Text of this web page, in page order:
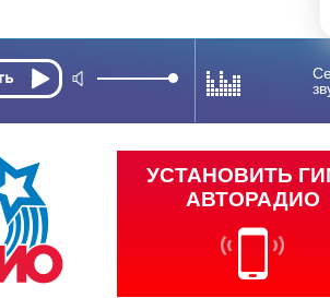
УСТАНОВИТЬ
АВТОРАДИО